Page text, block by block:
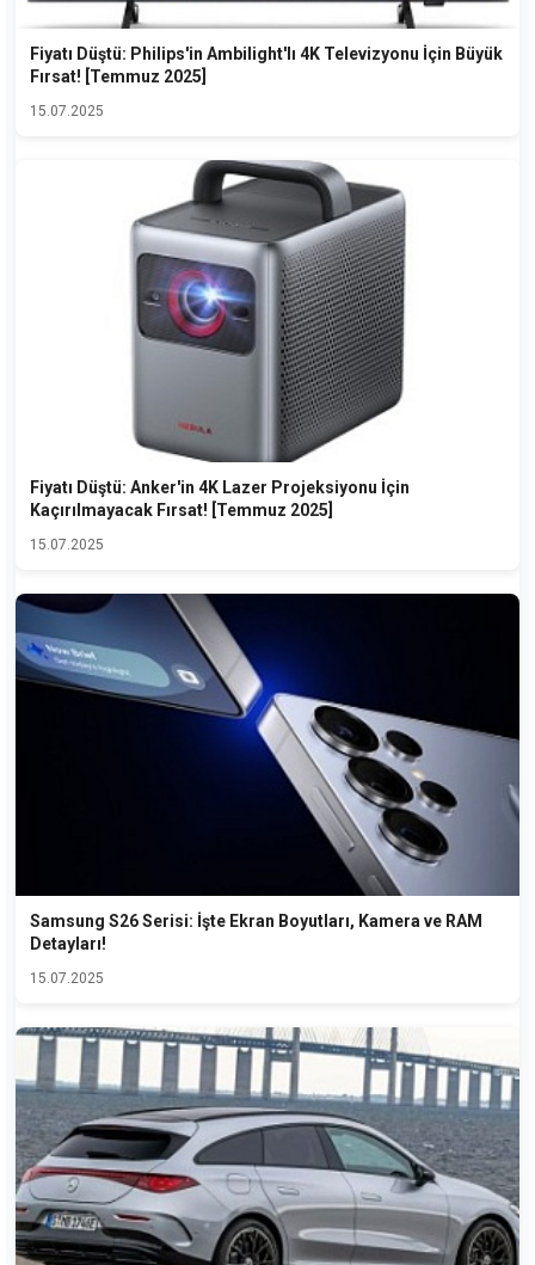
Fiyatı Düştü: Philips'in Ambilight'lı 4K Televizyonu İçin Büyük
Fırsat! [Temmuz 2025]
15.07.2025
Fiyatı Düştü: Anker'in 4K Lazer Projeksiyonu İçin
Kaçırılmayacak Fırsat! [Temmuz 2025]
15.07.2025
Samsung S26 Serisi: İşte Ekran Boyutları, Kamera ve RAM
Detayları!
15.07.2025